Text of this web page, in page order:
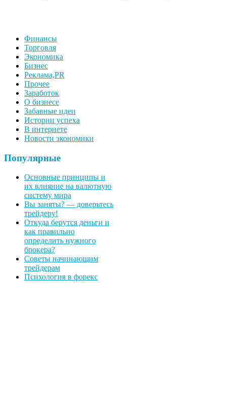
Финансы
Торговля
Экономика
Бизнес
Реклама,PR
Прочее
Заработок
О бизнесе
Забавные идеи
Истории успеха
В интернете
Новости экономики
Популярные
Основные принципы и
их влияние на валютную
систему мира
Вы заняты? — доверьтесь
трейдеру!
Откуда берутся деньги и
как правильно
определить нужного
брокера?
Советы начинающим
трейдерам
Психология в форекс